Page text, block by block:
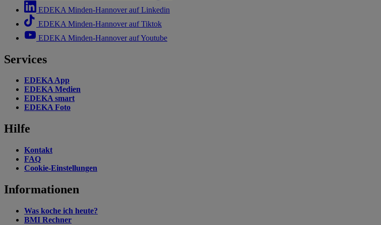
EDEKA Minden-Hannover auf Linkedin
EDEKA Minden-Hannover auf Tiktok
EDEKA Minden-Hannover auf Youtube
Services
EDEKA App
EDEKA Medien
EDEKA smart
EDEKA Foto
Hilfe
Kontakt
FAQ
Cookie-Einstellungen
Informationen
Was koche ich heute?
BMI Rechner